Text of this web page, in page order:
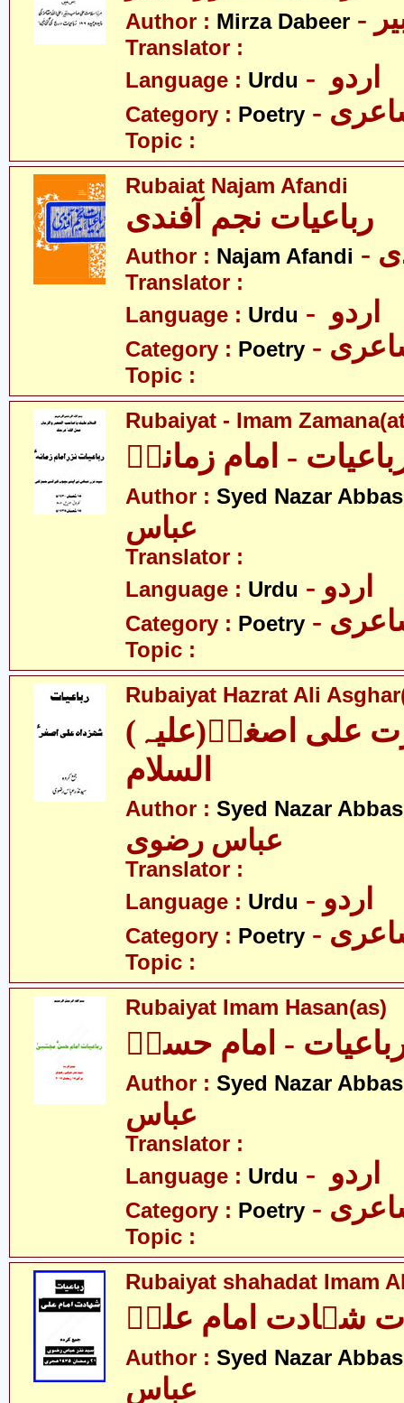
Author : Mirza Dabeer
Translator :
Language : Urdu
Category : Poetry
Topic :
Rubaiat Najam Afandi
رباعیات نجم آفندی
Author : Najam Afandi
Translator :
Language : Urdu
Category : Poetry
Topic :
Rubaiyat - Imam
- امام زمانہؑ
Author : Syed Nazar Abbas
عباس
Translator :
Language : Urdu - اردو
Category : Poetry
Topic :
Rubaiyat Hazrat Ali
(رباعیات حضرت علی اصغرؑ(علیہ
السلام
Author : Syed Nazar
عباس رضوی
Translator :
Language : Urdu - اردو
Category : Poetry
Topic :
Rubaiyat Imam Hasan(as)
- امام حسنؑ
Author : Syed Nazar Abbas
عباس
Translator :
Language : Urdu
Category : Poetry
Topic :
Rubaiyat shahadat Imam
شہادت امام علیؑ
Author : Syed Nazar Abbas
عباس